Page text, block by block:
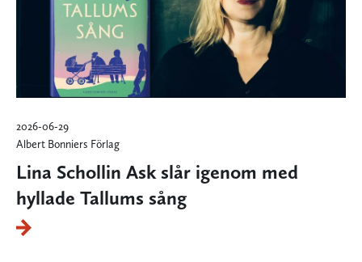
2026-06-29
Albert Bonniers Förlag
Lina Schollin Ask slår igenom med
hyllade Tallums sång